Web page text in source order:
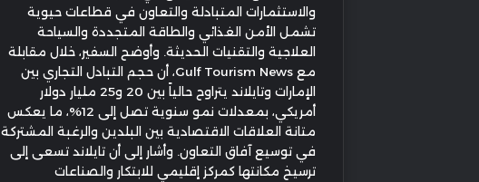
والاستثمارات المتبادلة والتعاون في قطاعات حيوية
تشمل الأمن الغذائي والطاقة المتجددة والسياحة
العلاجية والتقنيات الحديثة. وأوضح السفير، خلال مقابلة
مع Gulf Tourism News⁠، أن حجم التبادل التجاري بين
الإمارات وتايلاند يتراوح حالياً بين 20 و25 مليار دولار
أمريكي، بمعدلات نمو سنوية تصل إلى 12%، ما يعكس
متانة العلاقات الاقتصادية بين البلدين والرغبة المشتركة
في توسيع آفاق التعاون. وأشار إلى أن تايلاند تسعى إلى
ترسيخ مكانتها كمركز إقليمي للابتكار والصناعات